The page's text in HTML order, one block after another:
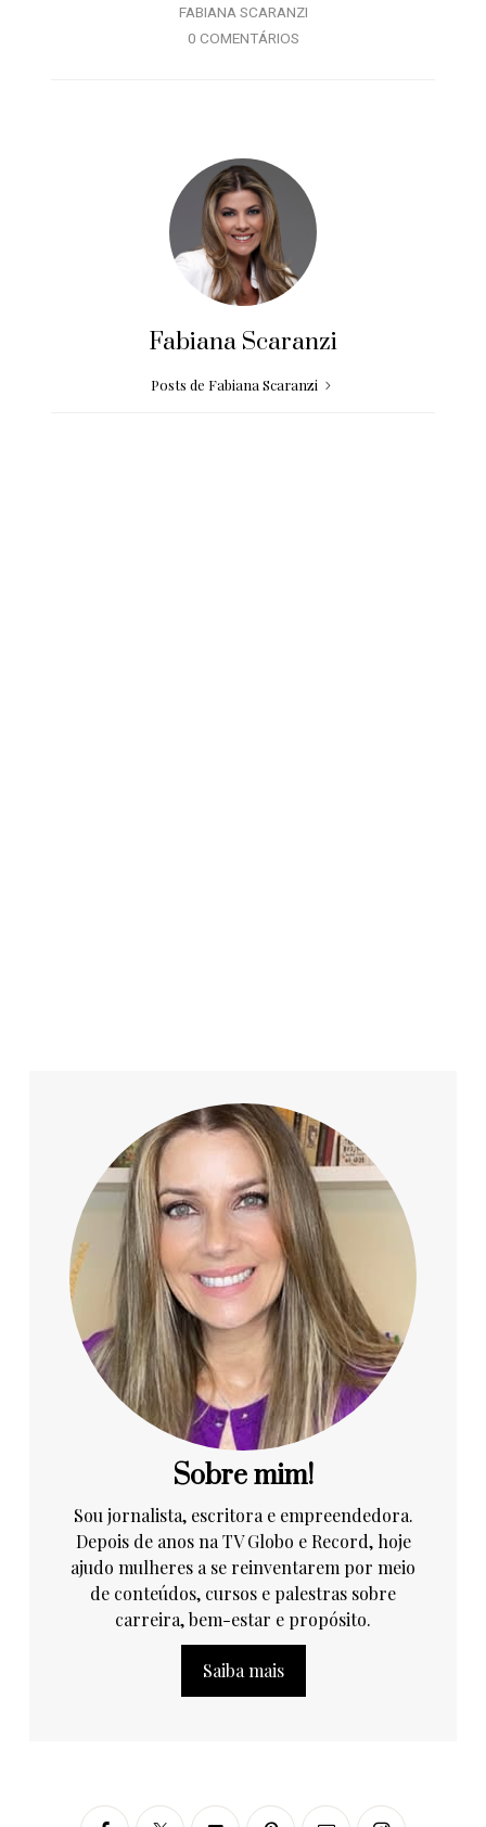
FABIANA SCARANZI
0 COMENTÁRIOS
Fabiana Scaranzi
Posts de Fabiana Scaranzi
Sobre mim!
Sou jornalista, escritora e empreendedora.
Depois de anos na TV Globo e Record, hoje
ajudo mulheres a se reinventarem por meio
de conteúdos, cursos e palestras sobre
carreira, bem-estar e propósito.
Saiba mais